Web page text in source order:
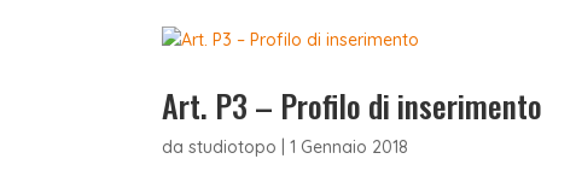
Art. P3 – Profilo di inserimento
dastudiotopo |1 Gennaio 2018